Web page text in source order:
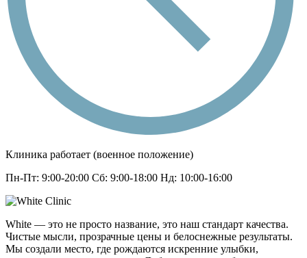
Клиника работает (военное положение)
Пн-Пт: 9:00-20:00 Сб: 9:00-18:00 Нд: 10:00-16:00
White — это не просто название, это наш стандарт качества.
Чистые мысли, прозрачные цены и белоснежные результаты.
Мы создали место, где рождаются искренние улыбки,